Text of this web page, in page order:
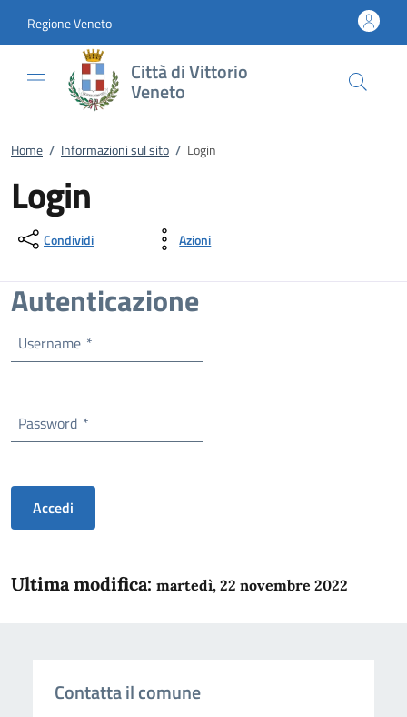
Regione Veneto
Città di Vittorio
Veneto
Home / Informazioni sul sito / Login
Login
Condividi Azioni
Autenticazione
Username *
Password *
Accedi
Ultima modifica: martedì, 22 novembre 2022
Contatta il comune